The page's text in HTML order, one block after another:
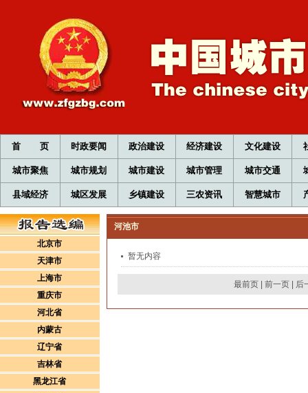
首 页 时政要闻 政治建设 经济建设 文化建设
城市聚焦 城市规划 城市建设 城市管理 城市交通
县域经济 城区发展 乡镇建设 三农资讯 智慧城市
北京市
天津市
上海市
重庆市
河北省
内蒙古
辽宁省
吉林省
黑龙江省
河池市
暂无内容
最前页 |前一页 后